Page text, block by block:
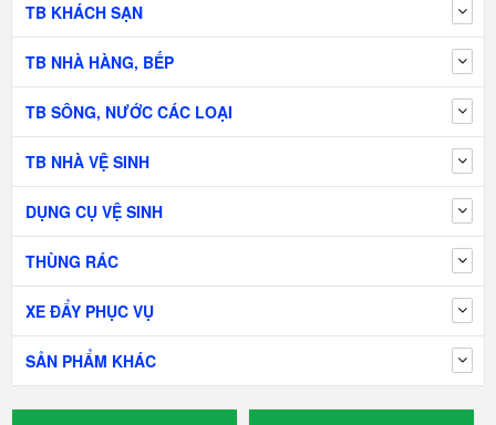
TB KHÁCH SẠN
TB NHÀ HÀNG, BẾP
TB SÔNG, NƯỚC CÁC LOẠI
TB NHÀ VỆ SINH
DỤNG CỤ VỆ SINH
THÙNG RÁC
XE ĐẨY PHỤC VỤ
SẢN PHẨM KHÁC